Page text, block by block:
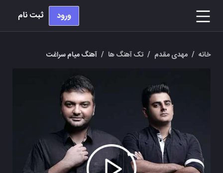
ورود ثبت نام
خانه / مهدی مقدم / تک آهنگ ها / آهنگ میام سراغت